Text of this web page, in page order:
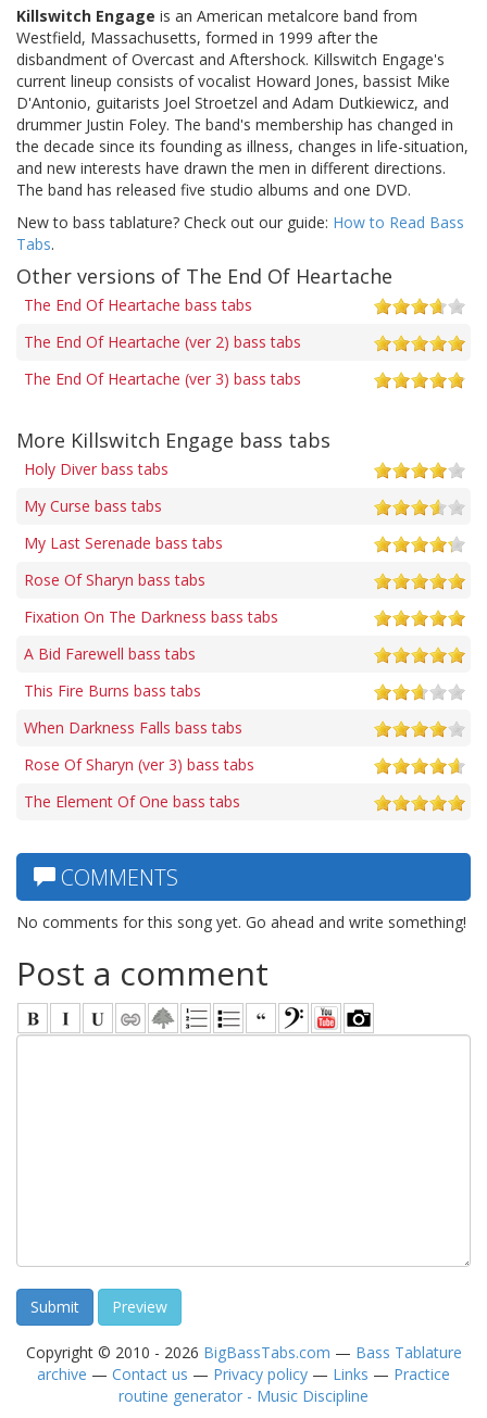
Killswitch Engage is an American metalcore band from
Westfield, Massachusetts, formed in 1999 after the
disbandment of Overcast and Aftershock. Killswitch Engage's
current lineup consists of vocalist Howard Jones, bassist Mike
D'Antonio, guitarists Joel Stroetzel and Adam Dutkiewicz, and
drummer Justin Foley. The band's membership has changed in
the decade since its founding as illness, changes in life-situation,
and new interests have drawn the men in different directions.
The band has released five studio albums and one DVD.
New to bass tablature? Check out our guide: How to Read Bass
Tabs.
Other versions of The End Of Heartache
The End Of Heartache bass tabs
The End Of Heartache (ver 2) bass tabs
The End Of Heartache (ver 3) bass tabs
More Killswitch Engage bass tabs
Holy Diver bass tabs
My Curse bass tabs
My Last Serenade bass tabs
Rose Of Sharyn bass tabs
Fixation On The Darkness bass tabs
A Bid Farewell bass tabs
This Fire Burns bass tabs
When Darkness Falls bass tabs
Rose Of Sharyn (ver 3) bass tabs
The Element Of One bass tabs
COMMENTS
No comments for this song yet. Go ahead and write something!
Post a comment
Copyright © 2010 - 2026 BigBassTabs.com — Bass Tablature
archive — Contact us — Privacy policy — Links — Practice
routine generator - Music Discipline